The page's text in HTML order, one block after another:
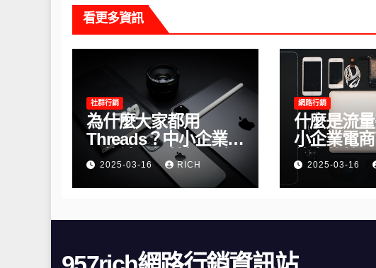
看更多資訊
社群行銷
為什麼大家都用
Threads？中小企業必
學的社群經營新戰略
2025-03-16 RICH
網路行銷
什麼是流
小企業電
的完整教學
2025-03-16